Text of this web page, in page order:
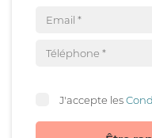
J'accepte les